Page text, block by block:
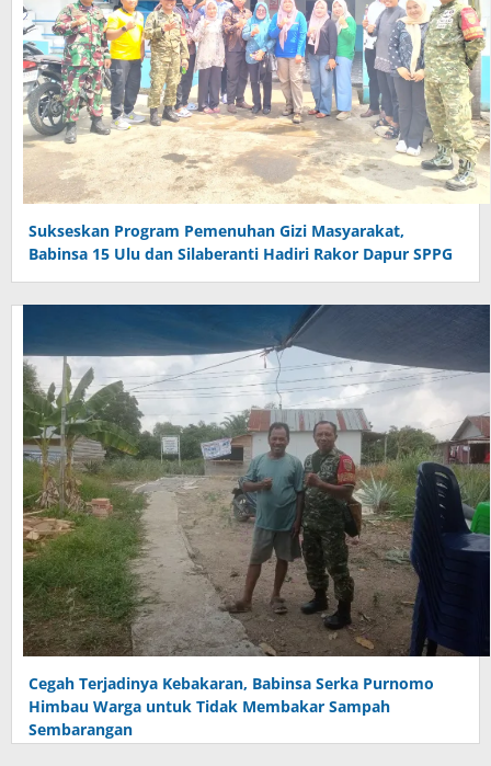
Sukseskan Program Pemenuhan Gizi Masyarakat,
Babinsa 15 Ulu dan Silaberanti Hadiri Rakor Dapur SPPG
Cegah Terjadinya Kebakaran, Babinsa Serka Purnomo
Himbau Warga untuk Tidak Membakar Sampah
Sembarangan